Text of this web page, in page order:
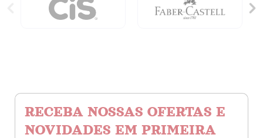
RECEBA NOSSAS OFERTAS E
NOVIDADES EM PRIMEIRA